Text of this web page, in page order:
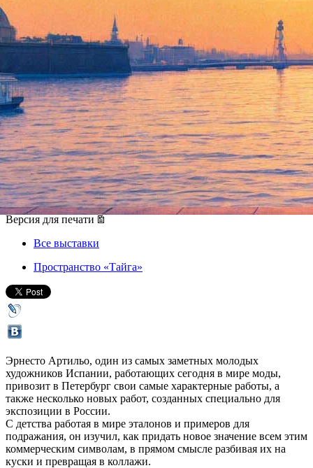
Выставка о прекрасном
несовершенстве: "Красота в
разрезе"
19 июля 2013, пятница-01 августа 2013, четверг
Версия для печати
Все выставки
Пространство «Тайга»
Эрнесто Артильо, один из самых заметных молодых
художников Испании, работающих сегодня в мире моды,
привозит в Петербург свои самые характерные работы, а
также несколько новых работ, созданных специально для
экспозиции в России.
С детства работая в мире эталонов и примеров для
подражания, он изучил, как придать новое значение всем этим
коммерческим символам, в прямом смысле разбивая их на
куски и превращая в коллажи.